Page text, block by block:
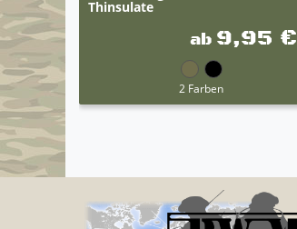
Thinsulate
ab 9,95 €
2 Farben